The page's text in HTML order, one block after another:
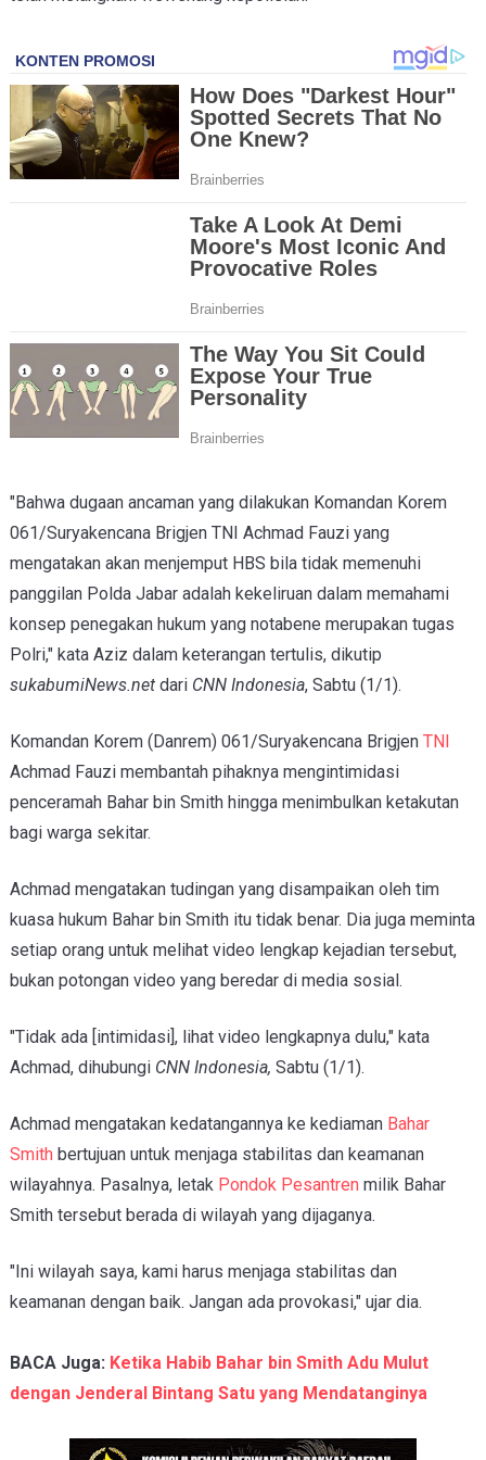
"Bahwa dugaan ancaman yang dilakukan Komandan Korem
061/Suryakencana Brigjen TNI Achmad Fauzi yang
mengatakan akan menjemput HBS bila tidak memenuhi
panggilan Polda Jabar adalah kekeliruan dalam memahami
konsep penegakan hukum yang notabene merupakan tugas
Polri," kata Aziz dalam keterangan tertulis, dikutip
sukabumiNews.netdari CNN Indonesia, Sabtu (1/1).
Komandan Korem (Danrem) 061/Suryakencana Brigjen TNI
Achmad Fauzi membantah pihaknya mengintimidasi
penceramah Bahar bin Smith hingga menimbulkan ketakutan
bagi warga sekitar.
Achmad mengatakan tudingan yang disampaikan oleh tim
kuasa hukum Bahar bin Smith itu tidak benar. Dia juga meminta
setiap orang untuk melihat video lengkap kejadian tersebut,
bukan potongan video yang beredar di media sosial.
"Tidak ada [intimidasi], lihat video lengkapnya dulu," kata
Achmad, dihubungi CNN Indonesia, Sabtu (1/1).
Achmad mengatakan kedatangannya ke kediaman Bahar
Smith bertujuan untuk menjaga stabilitas dan keamanan
wilayahnya. Pasalnya, letak Pondok Pesantren milik Bahar
Smith tersebut berada di wilayah yang dijaganya.
"Ini wilayah saya, kami harus menjaga stabilitas dan
keamanan dengan baik. Jangan ada provokasi," ujar dia.
BACA Juga: Ketika Habib Bahar bin Smith Adu Mulut
dengan Jenderal Bintang Satu yang Mendatanginya